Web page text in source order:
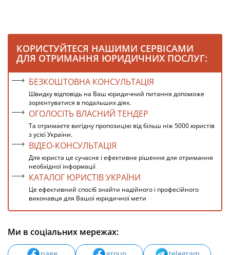
КОРИСТУЙТЕСЯ НАШИМИ СЕРВІСАМИ
ДЛЯ ОТРИМАННЯ ЮРИДИЧНИХ ПОСЛУГ:
БЕЗКОШТОВНА КОНСУЛЬТАЦІЯ
Швидку відповідь на Ваш юридичний питання допоможе
зорієнтуватися в подальших діях.
ОГОЛОСІТЬ ВЛАСНИЙ ТЕНДЕР
Та отримаєте вигідну пропозицію від більш ніж 5000 юристів
з усієї України.
ВІДЕО-КОНСУЛЬТАЦІЯ
Для юриста це сучасне і ефективне рішення для отримання
необхідної інформації
КАТАЛОГ ЮРИСТІВ УКРАЇНИ
Це ефективний спосіб знайти надійного і професійного
виконавця для Вашої юридичної мети
Ми в соціальних мережах: